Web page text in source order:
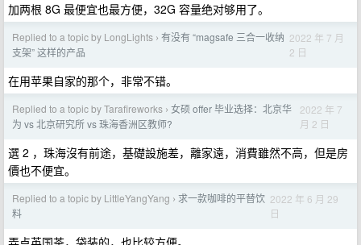
加两根 8G 最便宜也最方便，32G 容量绝对够用了。
Replied to a topic by LongLights › 有没有 “magsafe 三合一收纳
支架” 这样的产品
2022 年 7 月
2 日
在用苹果自家的那个，非常不错。
Replied to a topic by Tarafireworks › 女硕 offer 毕业选择：北京华
为 vs 北京研究所 vs 珠海香洲区教师?
2022 年 7
月 2 日
選 2 ，珠海沒有前途，基礎設施差，離家遠，消費雖然不高，但是房
價也不便宜。
Replied to a topic by LittleYangYang › 求一款咖啡的平替饮
料
2022 年 6 月 29
日
弄点英国茶，袋装的，也比较方便。